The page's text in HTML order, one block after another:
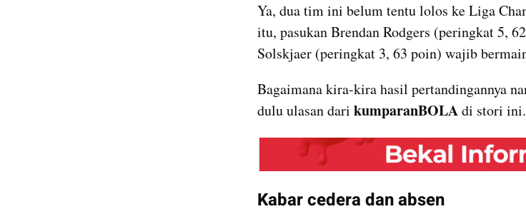
Ya, dua tim ini belum tentu lolos ke Liga
itu, pasukan Brendan Rodgers (peringkat 5,
Solskjaer (peringkat 3, 63 poin) wajib
Bagaimana kira-kira hasil pertandingannya
dulu ulasan dari kumparanBOLA di stori
embed
Kabar cedera dan absen